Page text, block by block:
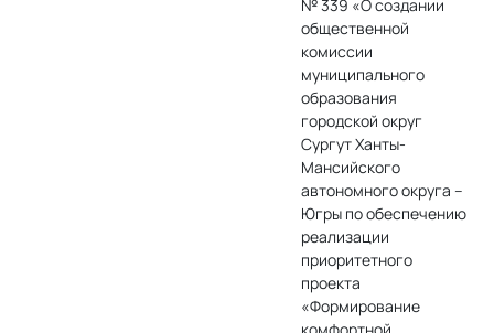
№ 339 «О создании
общественной
комиссии
муниципального
образования
городской округ
Сургут Ханты-
Мансийского
автономного округа –
Югры по обеспечению
реализации
приоритетного
проекта
«Формирование